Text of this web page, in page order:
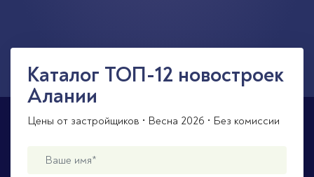
Каталог ТОП-12 новостроек
Алании
Цены от застройщиков • Весна 2026 • Без комиссии